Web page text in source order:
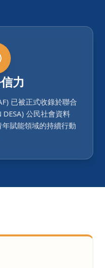
力
已被正式收錄於聯合
公民社會資料
賦能領域的持續行動